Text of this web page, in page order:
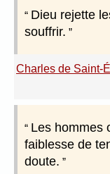
Dieu rejette
souffrir.
Charles de Saint-
Les hommes
faiblesse de
doute.